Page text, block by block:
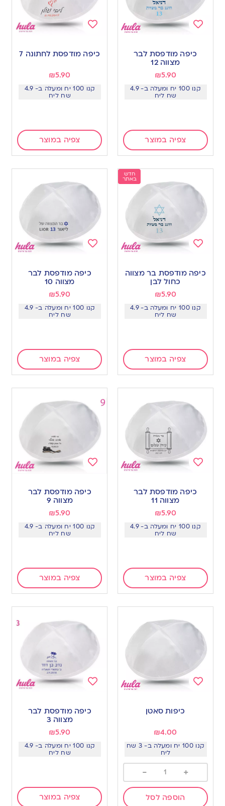
wishlist
כיפה מודפסת לבר
מצווה 12
₪5.90
קנו 100 יח ומעלה ב- 4.9
שח ליח
צפיה במוצר
to
כיפה מודפסת לחתונה 7
₪5.90
קנו 100 יח ומעלה ב- 4.9
שח ליח
צפיה במוצר
חדש
באתר
to
wishlist
כיפה מודפסת בר מצווה
כחול לבן
₪5.90
קנו 100 יח ומעלה ב- 4.9
שח ליח
צפיה במוצר
wishlist
כיפה מודפסת לבר
מצווה 10
₪5.90
קנו 100 יח ומעלה ב- 4.9
שח ליח
צפיה במוצר
wishlist
כיפה מודפסת לבר
מצווה 11
₪5.90
קנו 100 יח ומעלה ב- 4.9
שח ליח
צפיה במוצר
כיפה מודפסת לבר
מצווה 9
₪5.90
קנו 100 יח ומעלה ב- 4.9
שח ליח
צפיה במוצר
כיפות סאטן
₪4.00
קנו 100 יח ומעלה ב- 3 שח
ליח
+
-
הוספה לסל
כיפה מודפסת לבר
מצווה 3
₪5.90
קנו 100 יח ומעלה ב- 4.9
שח ליח
צפיה במוצר